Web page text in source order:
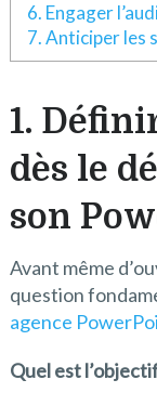
6. Engager
7. Anticiper les
1.
dès le
son
Avant même
question
agence
Quel est